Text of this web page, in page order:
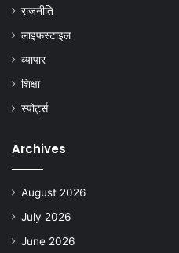
राजनीति
लाइफस्टाइल
व्यापार
शिक्षा
स्पोर्ट्स
Archives
August 2026
July 2026
June 2026